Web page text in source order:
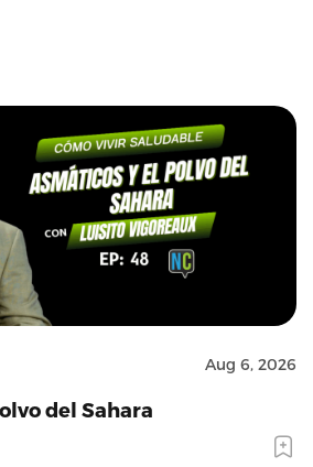
Aug 6, 2026
del Sahara